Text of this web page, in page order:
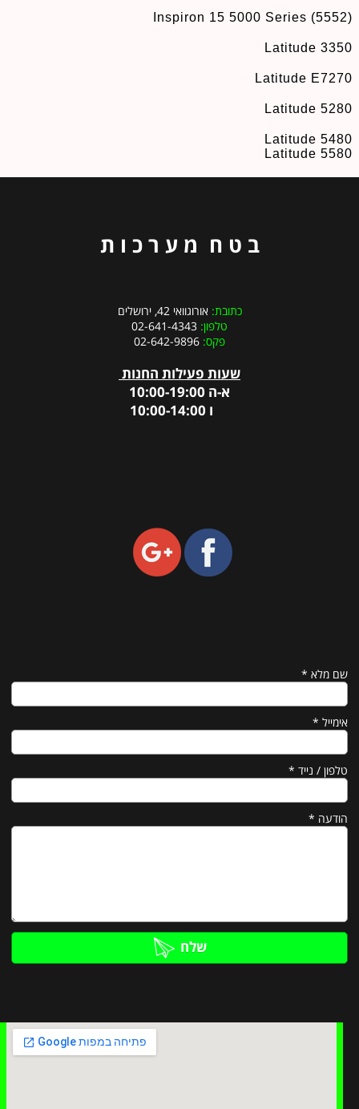
Inspiron 15 5000 Series (5552)
Latitude 3350
Latitude E7270
Latitude 5280
Latitude 5480
Latitude 5580
ב ט ח מ ע ר כ ו ת
כתובת:אורוגוואי 42, ירושלים
טלפון: 02-641-4343
פקס:
שעות פעילות החנות
א-ה 10:00-19:00
ו 10:00-14:00
שם מלא *
אימייל *
טלפון / נייד *
הודעה *
שלח